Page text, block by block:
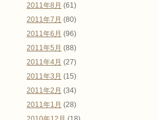
2011年8月 (61)
2011年7月 (80)
2011年6月 (96)
2011年5月 (88)
2011年4月 (27)
2011年3月 (15)
2011年2月 (34)
2011年1月 (28)